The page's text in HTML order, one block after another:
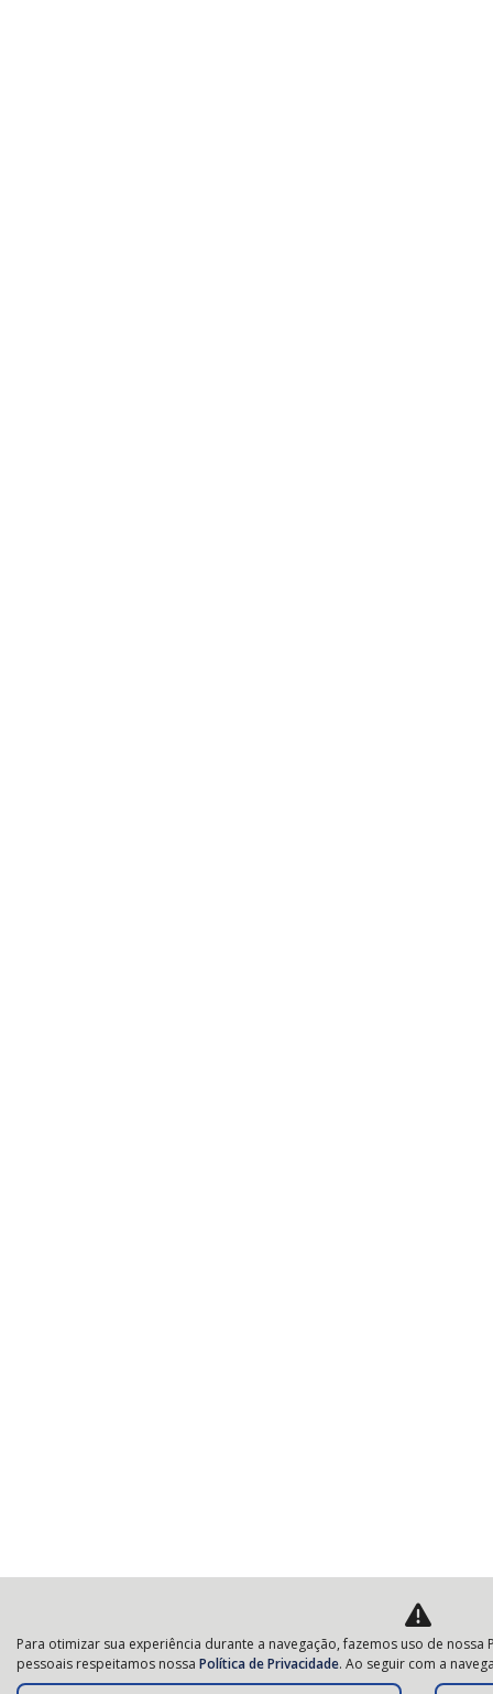
Para otimizar sua experiência durante a navegação, fazemos uso de
pessoais respeitamos nossa Política de Privacidade. Ao seguir com a